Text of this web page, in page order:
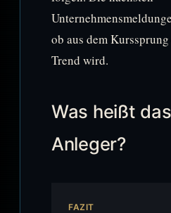
ob aus dem
Trend wird.
Was heißt
Anleger?
FAZIT